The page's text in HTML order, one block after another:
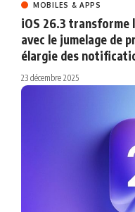
MOBILES & APPS
iOS 26.3 transforme
avec le jumelage de
élargie des
23 décembre 2025